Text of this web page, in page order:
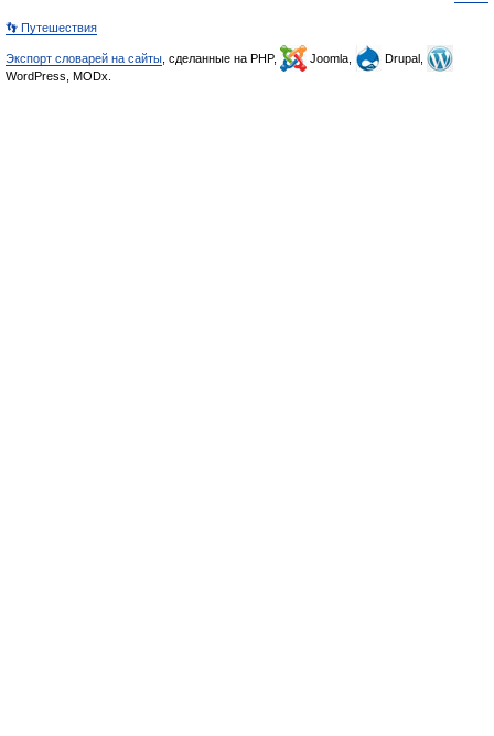
👣 Путешествия
Экспорт словарей на сайты , сделанные на PHP, Joomla,
Drupal,
WordPress, MODx.